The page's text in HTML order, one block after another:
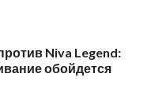
Niva Legend:
обойдется